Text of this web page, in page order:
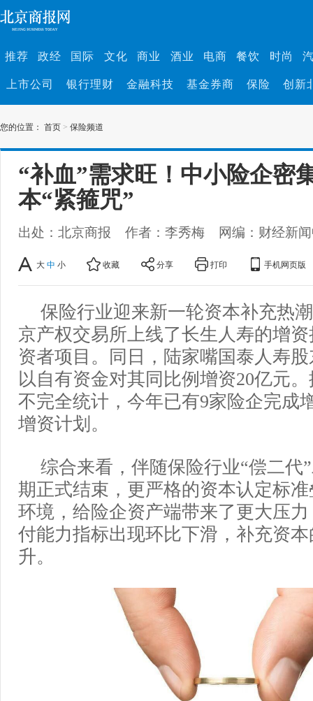
推荐 政经 国际 文化 商业 酒业 电商 餐饮 时尚
上市公司 银行理财 金融科技 基金券商 保险 创新
您的位置： 首页 > 保险频道
“补血”需求旺！中小险企密
本“紧箍咒”
出处：北京商报 作者：李秀梅 网编：财经新
大 中 小 收藏 分享 打印 手机网页版
保险行业迎来新一轮资本补充热
京产权交易所上线了长生人寿的增
资者项目。同日，陆家嘴国泰人寿
以自有资金对其同比例增资20亿元。
不完全统计，今年已有9家险企完成
增资计划。
综合来看，伴随保险行业“偿二代
期正式结束，更严格的资本认定标
环境，给险企资产端带来了更大压
付能力指标出现环比下滑，补充资
升。